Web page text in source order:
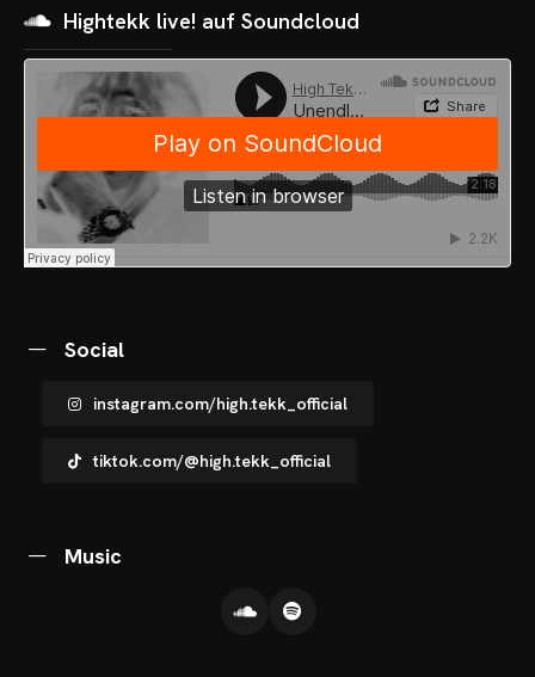
SHOP
Hightekk live! auf Soundcloud
Social
instagram.com/high.tekk_official
tiktok.com/@high.tekk_official
Music